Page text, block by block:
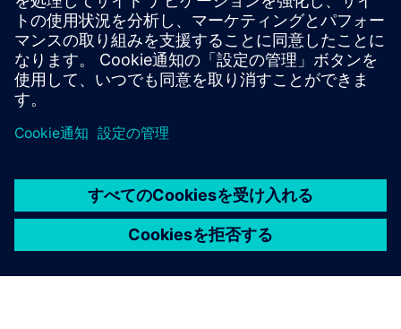
境に良い影響を与えることができるかを学びましょ
う。